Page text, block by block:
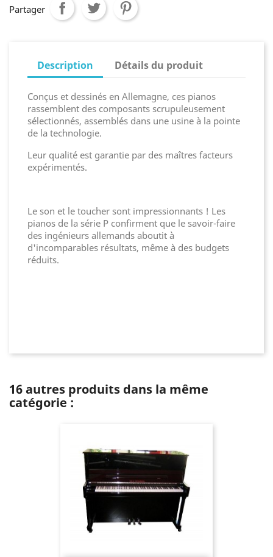
Partager
Description Détails du produit
Conçus et dessinés en Allemagne, ces pianos
rassemblent des composants scrupuleusement
sélectionnés, assemblés dans une usine à la pointe
de la technologie.
Leur qualité est garantie par des maîtres facteurs
expérimentés.
Le son et le toucher sont impressionnants ! Les
pianos de la série P confirment que le savoir-faire
des ingénieurs allemands aboutit à
d'incomparables résultats, même à des budgets
réduits.
16 autres produits dans la même
catégorie :